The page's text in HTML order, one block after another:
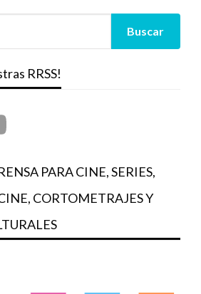
RRSS!
PARA CINE, SERIES,
CORTOMETRAJES Y